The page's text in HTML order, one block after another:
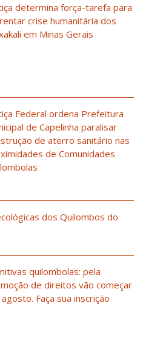
determina força-tarefa para
crise humanitária dos
em Minas Gerais
Federal ordena Prefeitura
de Capelinha paralisar
de aterro sanitário nas
de Comunidades
dos Quilombos do
quilombolas: pela
de direitos vão começar
Faça sua inscrição